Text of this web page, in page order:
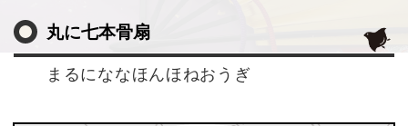
丸に七本骨扇
まるにななほんほねおうぎ